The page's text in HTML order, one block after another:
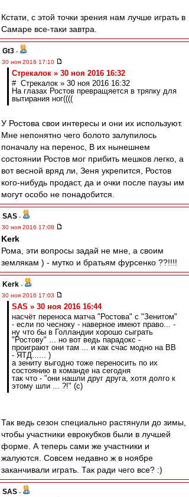
Кстати, с этой точки зрения нам лучше играть в
Самаре все-таки завтра.
Gt3 -
30 ноя 2016 17:10
Стрекалок » 30 ноя 2016 16:32
# Стрекалок » 30 ноя 2016 16:32
На глазах Ростов превращяется в тряпку для
вытирания ног((((
У Ростова свои интересы и они их используют.
Мне непонятно чего болото залупилось
поначалу на перенос, В их нынешнем
состоянии Ростов мог прибить мешков легко, а
вот весной вряд ли, Зеня укрепится, Ростов
кого-нибудь продаст, да и очки после паузы им
могут особо не понадобится.
SAS -
30 ноя 2016 17:08
Kerk
Рома, эти вопросы задай не мне, а своим
землякам ) - мутко и братьям фурсенко ??!!!!
Kerk -
30 ноя 2016 17:03
SAS » 30 ноя 2016 16:44
насчёт переноса матча "Ростова" с "Зенитом"
- если по чесноку - наверное имеют право... -
ну что бы в Голландии хорошо сыграть
"Ростову" ... но вот ведь парадокс -
проиграют они там ... и как счас модно на ВВ
- ЯТД...... )
а зениту выгодно тоже переносить по их
состоянию в команде на сегодня
так что - "они нашли друг друга, хотя долго к
этому шли ... ?!" (c)
Так ведь сезон специально растянули до зимы,
чтобы участники еврокубков были в лучшей
форме. А теперь сами же участники и
жалуются. Совсем недавно ж в ноябре
заканчивали играть. Так ради чего все? :)
SAS -